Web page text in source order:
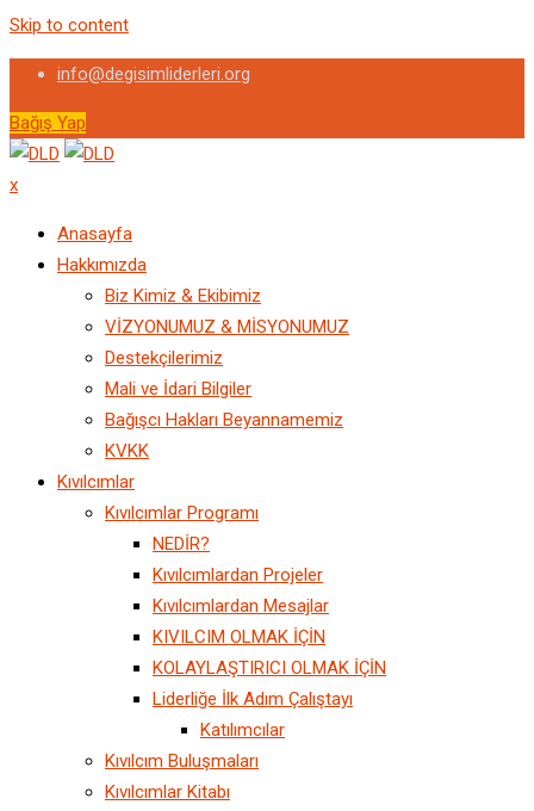
Skip to content
info@degisimliderleri.org
Bağış Yap
x
Anasayfa
Hakkımızda
Biz Kimiz & Ekibimiz
VİZYONUMUZ & MİSYONUMUZ
Destekçilerimiz
Mali ve İdari Bilgiler
Bağışcı Hakları Beyannamemiz
KVKK
Kıvılcımlar
Kıvılcımlar Programı
NEDİR?
Kıvılcımlardan Projeler
Kıvılcımlardan Mesajlar
KIVILCIM OLMAK İÇİN
KOLAYLAŞTIRICI OLMAK İÇİN
Liderliğe İlk Adım Çalıştayı
Katılımcılar
Kıvılcım Buluşmaları
Kıvılcımlar Kitabı